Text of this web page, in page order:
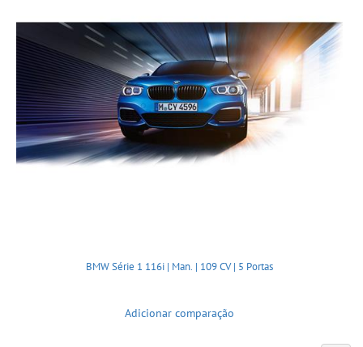
BMW Série 1 116i | Man. | 109 CV | 5 Portas
Adicionar comparação